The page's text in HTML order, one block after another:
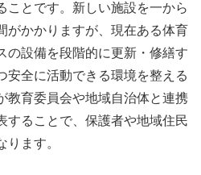
ことです。新しい施設を一から
がかかりますが、現在ある体育
の設備を段階的に更新・修繕す
安全に活動できる環境を整える
教育委員会や地域自治体と連携
することで、保護者や地域住民
ます。